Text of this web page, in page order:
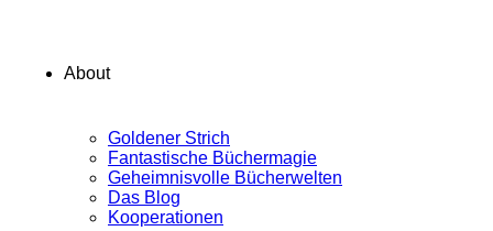
About
Goldener Strich
Fantastische Büchermagie
Geheimnisvolle Bücherwelten
Das Blog
Kooperationen